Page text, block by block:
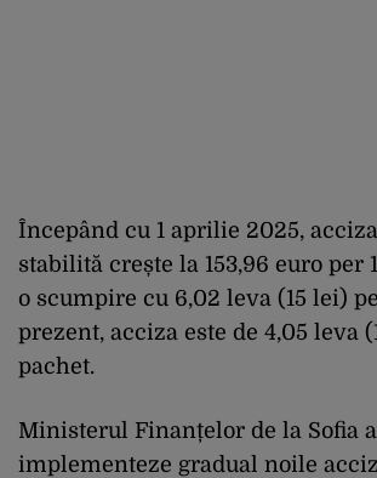
Începând cu 1 aprilie 2025,
stabilită crește la 153,96 euro per
o scumpire cu 6,02 leva (15 lei)
prezent, acciza este de 4,05 leva
pachet.
Ministerul Finanțelor de la Sofia
implementeze gradual noile